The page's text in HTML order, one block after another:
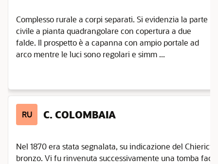
Complesso rurale a corpi separati. Si evidenzia la parte
civile a pianta quadrangolare con copertura a due
falde. Il prospetto è a capanna con ampio portale ad
arco mentre le luci sono regolari e simm ...
RU C. COLOMBAIA
Nel 1870 era stata segnalata, su indicazione del
bronzo. Vi fu rinvenuta successivamente una tomba